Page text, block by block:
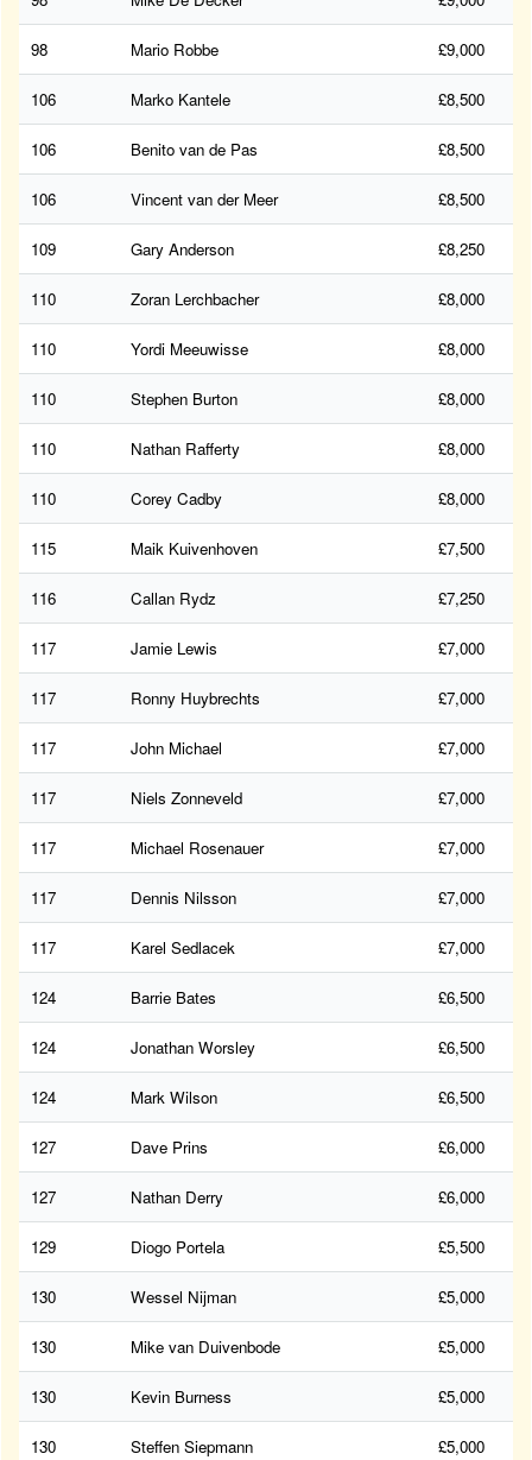
98 Mario Robbe £9,000
106 Marko Kantele £8,500
106 Benito van de Pas £8,500
106 Vincent van der Meer £8,500
109 Gary Anderson £8,250
110 Zoran Lerchbacher £8,000
110 Yordi Meeuwisse £8,000
110 Stephen Burton £8,000
110 Nathan Rafferty £8,000
110 Corey Cadby £8,000
115 Maik Kuivenhoven £7,500
116 Callan Rydz £7,250
117 Jamie Lewis £7,000
117 Ronny Huybrechts £7,000
117 John Michael £7,000
117 Niels Zonneveld £7,000
117 Michael Rosenauer £7,000
117 Dennis Nilsson £7,000
117 Karel Sedlacek £7,000
124 Barrie Bates £6,500
124 Jonathan Worsley £6,500
124 Mark Wilson £6,500
127 Dave Prins £6,000
127 Nathan Derry £6,000
129 Diogo Portela £5,500
130 Wessel Nijman £5,000
130 Mike van Duivenbode £5,000
130 Kevin Burness £5,000
130 Steffen Siepmann £5,000